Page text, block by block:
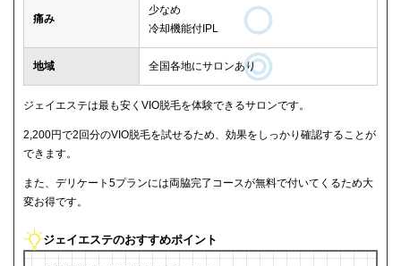
痛み
少なめ
冷却機能付IPL
地域 全国各地にサロンあり
ジェイエステは最も安くVIO脱毛を体験できるサロンです。
2,200円で2回分のVIO脱毛を試せるため、効果をしっかり確認することが
できます。
また、デリケート5プランには両脇完了コースが無料で付いてくるため大
変お得です。
ジェイエステのおすすめポイント